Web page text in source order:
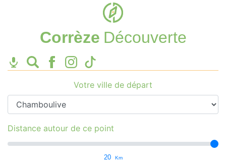
Corrèze Découverte
Votre ville de départ
Distance autour de ce point
20 Km